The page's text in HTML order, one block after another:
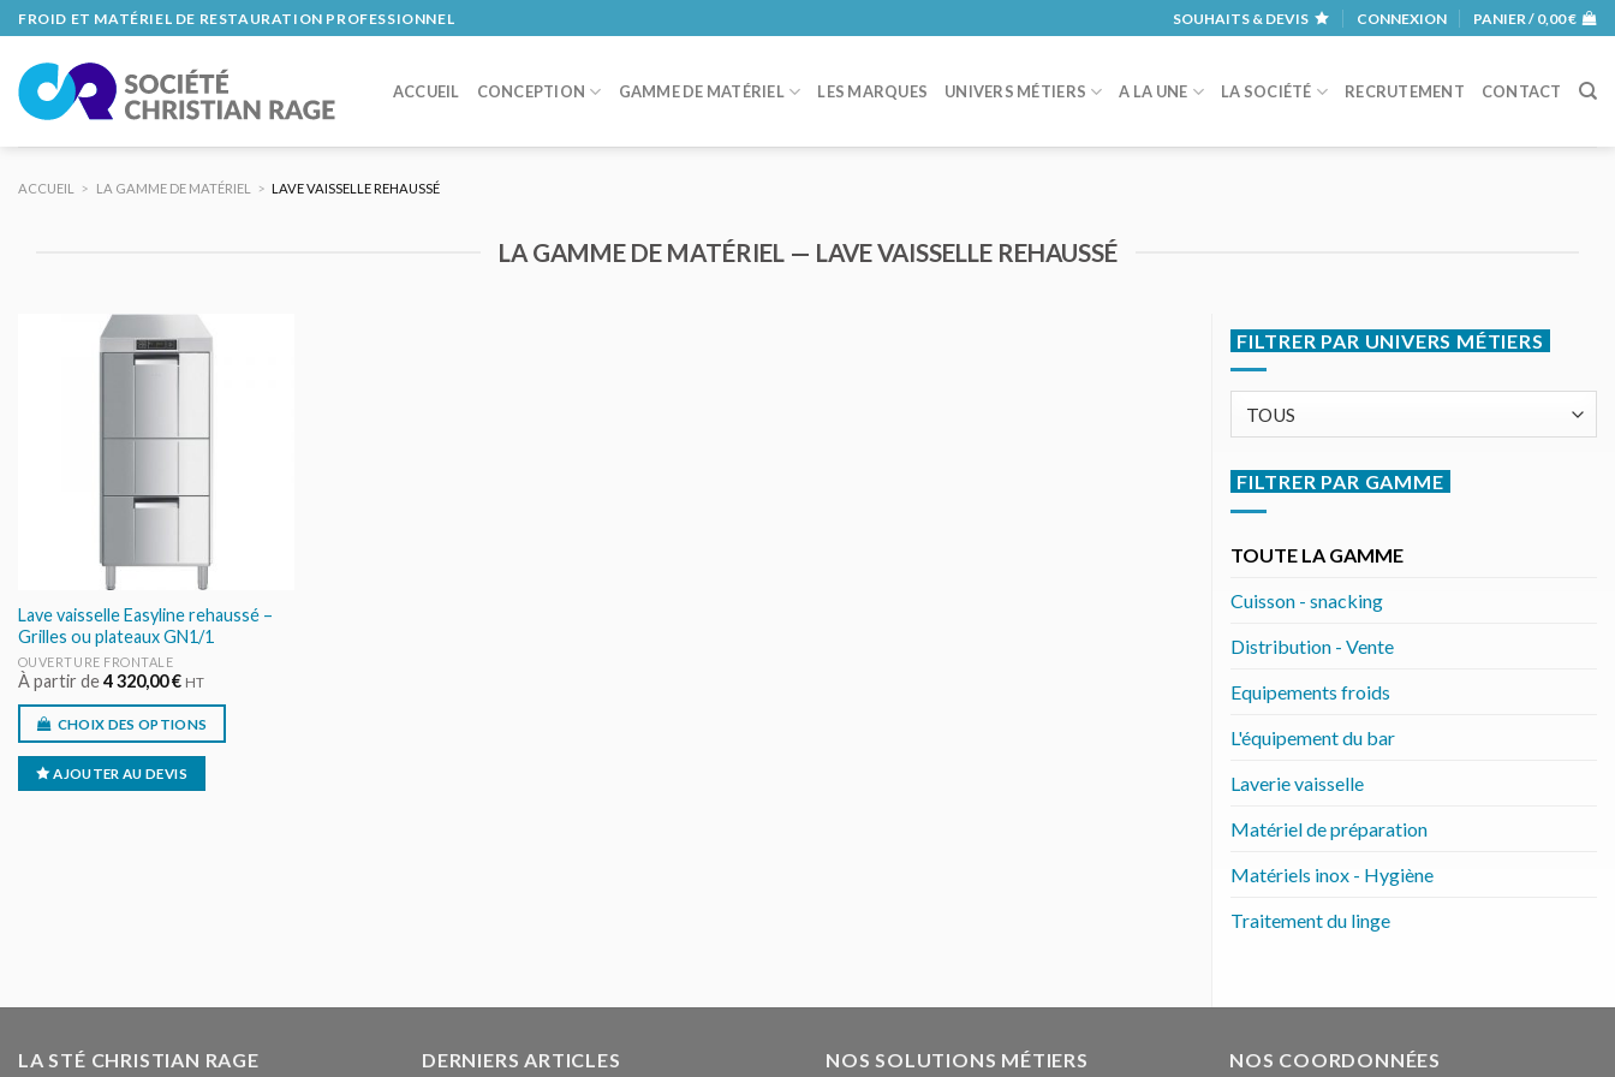
Skip
to
content
FROID ET MATÉRIEL DE RESTAURATION PROFESSIONNEL SOUHAITS & DEVIS CONNEXION PANIER / 0,00€
ACCUEIL CONCEPTION GAMME DE MATÉRIEL LES MARQUES UNIVERS MÉTIERS A LA UNE LA SOCIÉTÉ RECRUTEMENT CONTACT
ACCUEIL > LA GAMME DE MATÉRIEL > LAVE VAISSELLE REHAUSSÉ
LA GAMME DE MATÉRIEL — LAVE VAISSELLE REHAUSSÉ
Lave vaisselle Easyline rehaussé –
Grilles ou plateaux GN1/1
OUVERTURE FRONTALE
À partir de4 320,00€ HT
CHOIX DES OPTIONS
AJOUTER AU DEVIS
FILTRER PAR UNIVERS MÉTIERS
FILTRER PAR GAMME
TOUTE LA GAMME
Cuisson - snacking
Distribution - Vente
Equipements froids
L'équipement du bar
Laverie vaisselle
Matériel de préparation
Matériels inox - Hygiène
Traitement du linge
LA STÉ CHRISTIAN RAGE DERNIERS ARTICLES NOS SOLUTIONS MÉTIERS NOS COORDONNÉES